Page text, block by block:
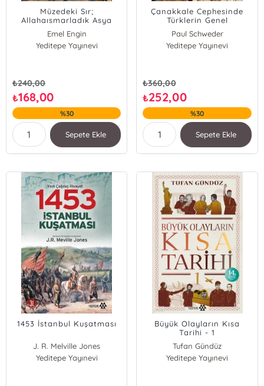
Müzedeki Sır;
Allahaısmarladık Asya
Emel Engin
Yeditepe Yayınevi
₺240,00
₺168,00
%30
Sepete Ekle
Çanakkale Cephesinde
Türklerin Genel
Karargâhında
Paul Schweder
Yeditepe Yayınevi
₺360,00
₺252,00
%30
Sepete Ekle
1453 İstanbul Kuşatması
J. R. Melville Jones
Yeditepe Yayınevi
Büyük Olayların Kısa
Tarihi - 1
Tufan Gündüz
Yeditepe Yayınevi